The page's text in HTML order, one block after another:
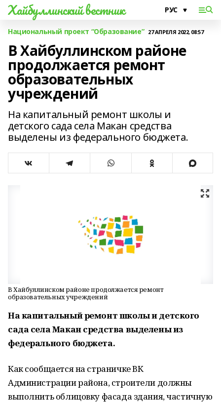
Хайбуллинский вестник
Национальный проект “Образование” 27 АПРЕЛЯ 2022, 08:57
В Хайбуллинском районе
продолжается ремонт
образовательных
учреждений
На капитальный ремонт школы и
детского сада села Макан средства
выделены из федерального бюджета.
В Хайбуллинском районе продолжается ремонт
образовательных учреждений
На капитальный ремонт школы и детского
сада села Макан средства выделены из
федерального бюджета.
Как сообщается на страничке ВК
Администрации района, строители должны
выполнить облицовку фасада здания, частичную